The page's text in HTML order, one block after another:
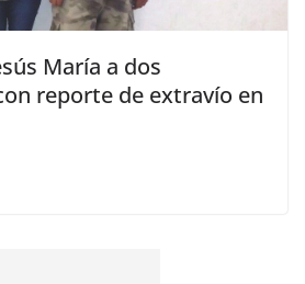
María a dos
reporte de extravío en